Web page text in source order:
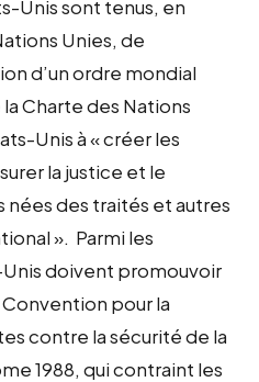
Unis sont tenus, en
Unies, de
d’un ordre mondial
Charte des Nations
Unis à « créer les
la justice et le
des traités et autres
». Parmi les
doivent promouvoir
pour la
contre la sécurité de la
1988, qui contraint les